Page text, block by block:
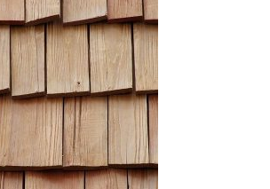
BIBER (VẢY CÁ)
(XẾP LỚP)
XTREME
SLATE
CAP